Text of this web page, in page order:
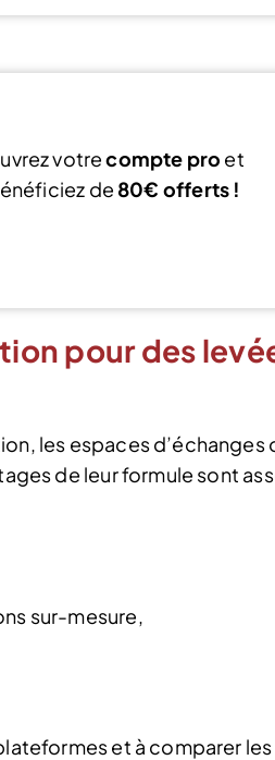
votrecompte pro et
de 80€ offerts !
pour des
les espaces d’échanges
de leur formule sont
sur-mesure,
et à comparer les